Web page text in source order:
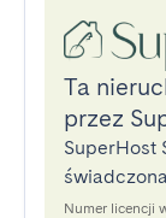
Ta
przez
SuperHost
Numer licencji